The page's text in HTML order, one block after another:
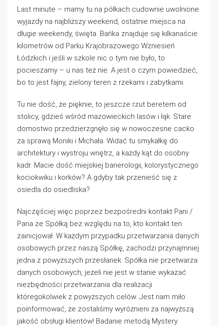
Last minute – mamy tu na półkach cudownie uwolnione
wyjazdy na najbliższy weekend, ostatnie miejsca na
długie weekendy, święta. Bańka znajduje się kilkanaście
kilometrów od Parku Krajobrazowego Wzniesień
Łódzkich i jeśli w szkole nic o tym nie było, to
pocieszamy – u nas też nie. A jest o czym powiedzieć,
bo to jest fajny, zielony teren z rzekami i zabytkami.
Tu nie dość, że pięknie, to jeszcze rzut beretem od
stolicy, gdzieś wśród mazowieckich lasów i łąk. Stare
domostwo przedzierzgnęło się w nowoczesne cacko
za sprawą Moniki i Michała. Widać tu smykałkę do
architektury i wystroju wnętrz, a każdy kąt do osobny
kadr. Macie dość miejskiej banerologii, kolorystycznego
kociokwiku i korków? A gdyby tak przenieść się z
osiedla do osiedliska?
Najczęściej więc poprzez bezpośredni kontakt Pani /
Pana ze Spółką bez względu na to, kto kontakt ten
zainicjował. W każdym przypadku przetwarzania danych
osobowych przez naszą Spółkę, zachodzi przynajmniej
jedna z powyższych przesłanek. Spółka nie przetwarza
danych osobowych, jeżeli nie jest w stanie wykazać
niezbędności przetwarzania dla realizacji
któregokolwiek z powyższych celów. Jest nam miło
poinformować, że zostaliśmy wyróżnieni za najwyższą
jakość obsługi klientów! Badanie metodą Mystery